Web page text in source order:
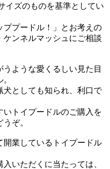
イズのものを基準としてい
ププードル！」とお考えの
ンネルマッシュにご相談
ような愛くるしい見た目
犬としても知られ、利口で
いトイプードルのご購入を
ぞ。
開業しているトイプードル
いただくに当たっては、